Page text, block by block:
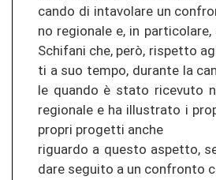
can­do di in­ta­vo­la­re un
no re­gio­na­le e, in
Schi­fa­ni che, però, ris­pet­to
ti a suo tempo, du­ran­te la
le quan­do è stato ri­ce­vu­to
re­gio­na­le e ha il­lus­tra­to i
pro­pri pro­get­ti anche
ri­guar­do a ques­to as­pet­to,
dare se­gui­to a un con­fron­to